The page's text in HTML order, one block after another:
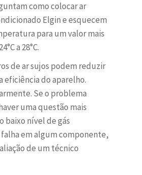
como colocar ar
Elgin e esquecem
para um valor mais
a 28°C.
de ar sujos podem reduzir
eficiência do aparelho.
Se o problema
uma questão mais
baixo nível de gás
em algum componente,
de um técnico